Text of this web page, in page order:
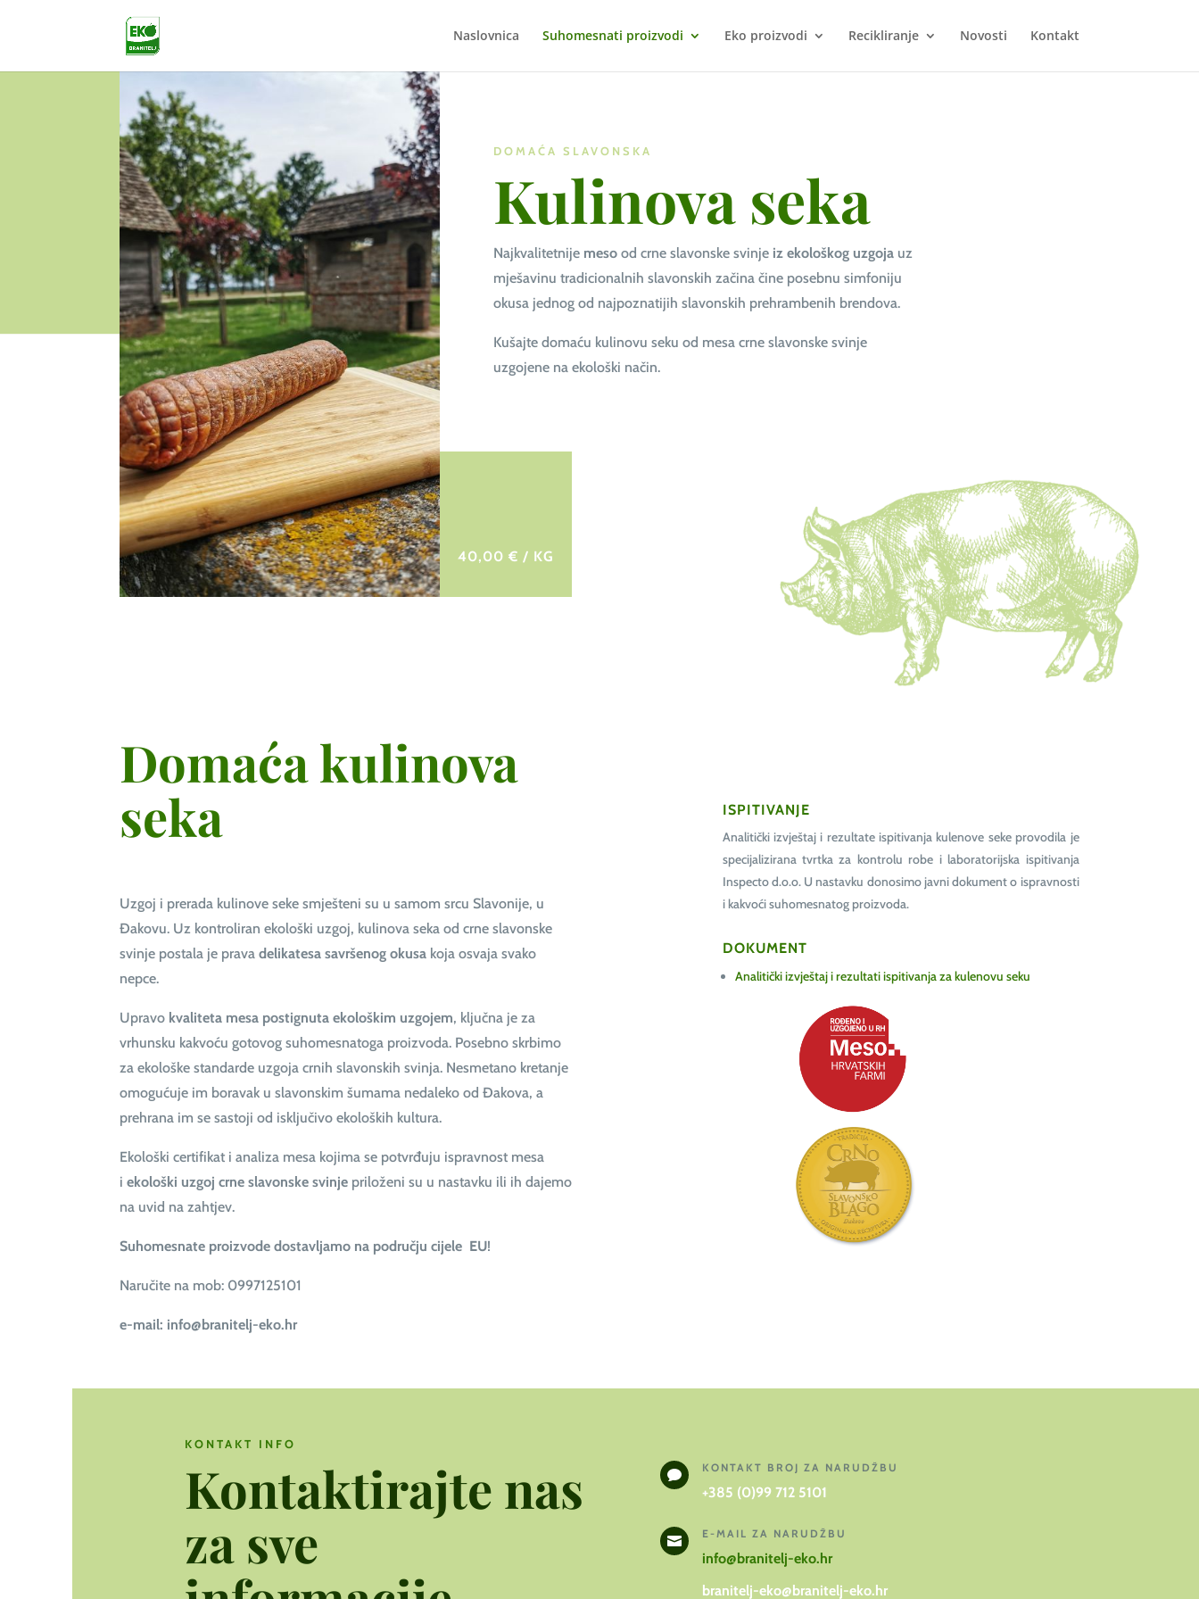
Naslovnica Suhomesnati proizvodi Eko proizvodi Recikliranje Novosti Kontakt
DOMAĆA SLAVONSKA
Kulinova seka
Najkvalitetnije mesood crne slavonske svinje iz ekološkog uzgojauz
mješavinu tradicionalnih slavonskih začina čine posebnu simfoniju
okusa jednog od najpoznatijih slavonskih prehrambenih brendova.
Kušajte domaću kulinovu seku od mesa crne slavonske svinje
uzgojene na ekološki način.
40,00 € / KG
Domaća kulinova
seka
Uzgoj i prerada kulinove seke smješteni su u samom srcu Slavonije, u
Đakovu. Uz kontroliran ekološki uzgoj, kulinova seka od crne slavonske
svinje postala je pravadelikatesa savršenog okusa koja osvaja svako
nepce.
Upravo kvaliteta mesa postignuta ekološkim uzgojem, ključna je za
vrhunsku kakvoću gotovog suhomesnatoga proizvoda. Posebno skrbimo
za ekološke standarde uzgoja crnih slavonskih svinja. Nesmetano kretanje
omogućuje im boravak u slavonskim šumama nedaleko od Đakova, a
prehrana im se sastoji od isključivo ekoloških kultura.
Ekološki certifikat i analiza mesa kojima se potvrđuju ispravnost mesa
iekološki uzgoj crne slavonske svinje priloženi su u nastavku ili ih dajemo
na uvid na zahtjev.
Suhomesnate proizvode dostavljamo na području cijele EU!
Naručite na mob: 0997125101
e-mail: info@branitelj-eko.hr
ISPITIVANJE
Analitički izvještaj i rezultate ispitivanja kulenove seke provodila je
specijalizirana tvrtka za kontrolu robe i laboratorijska ispitivanja
Inspecto d.o.o. U nastavku donosimo javni dokument o ispravnosti
i kakvoći suhomesnatog proizvoda.
DOKUMENT
Analitički izvještaj i rezultati ispitivanja za kulenovu seku
KONTAKT INFO
Kontaktirajte nas
za sve

KONTAKT BROJ ZA NARUDŽBU
+385 (0)99 712 5101

E-MAIL ZA NARUDŽBU
info@branitelj-eko.hr
branitelj-eko@branitelj-eko.hr